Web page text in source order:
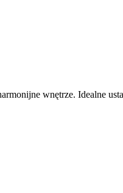
wnętrze. Idealne